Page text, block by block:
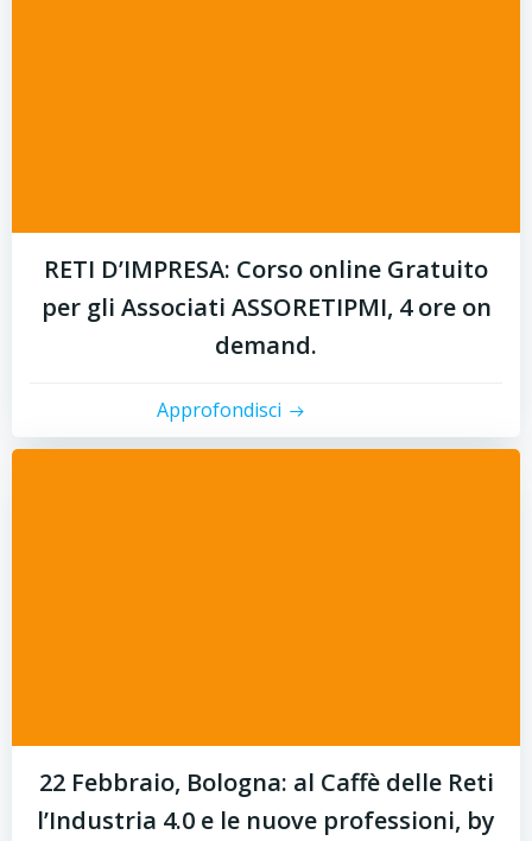
RETI D’IMPRESA: Corso online Gratuito
per gli Associati ASSORETIPMI, 4 ore on
demand.
Approfondisci
22 Febbraio, Bologna: al Caffè delle Reti
l’Industria 4.0 e le nuove professioni, by